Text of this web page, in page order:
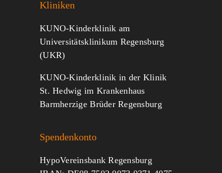
Kliniken
KUNO-Kinderklinik am
Universitätsklinikum Regensburg
(UKR)
KUNO-Kinderklinik in der Klinik
St. Hedwig im Krankenhaus
Barmherzige Brüder Regensburg
Spendenkonto
HypoVereinsbank Regensburg